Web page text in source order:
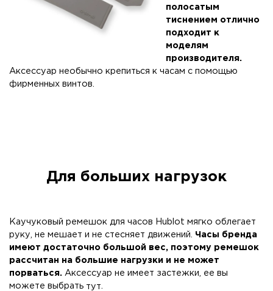
полосатым
тиснением отлично
подходит к
моделям
производителя.
Аксессуар необычно крепиться к часам с помощью
фирменных винтов.
Для больших нагрузок
Каучуковый ремешок для часов Hublot мягко облегает
руку, не мешает и не стесняет движений. Часы бренда
имеют достаточно большой вес, поэтому ремешок
рассчитан на большие нагрузки и не может
порваться. Аксессуар не имеет застежки, ее вы
можете выбрать тут